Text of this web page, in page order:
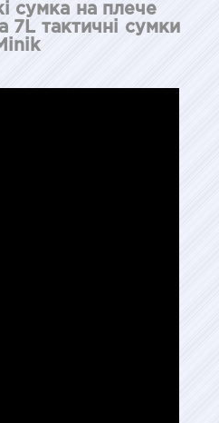
сумка на плече
7L тактичні сумки